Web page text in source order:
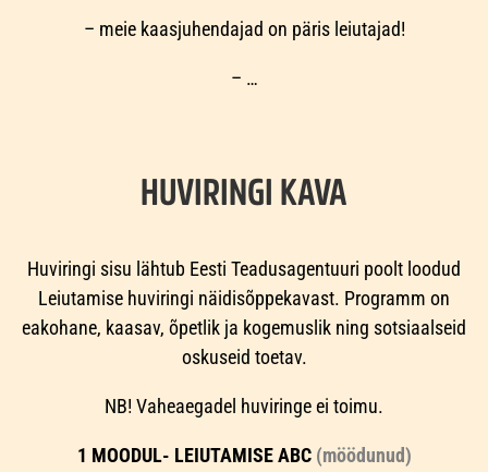
– meie kaasjuhendajad on päris leiutajad!
– …
HUVIRINGI KAVA
Huviringi sisu lähtub Eesti Teadusagentuuri poolt loodud
Leiutamise huviringi näidisõppekavast. Programm on
eakohane, kaasav, õpetlik ja kogemuslik ning sotsiaalseid
oskuseid toetav.
NB! Vaheaegadel huviringe ei toimu.
1 MOODUL- LEIUTAMISE ABC (möödunud)